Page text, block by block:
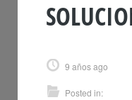
9 años ago
Posted in: